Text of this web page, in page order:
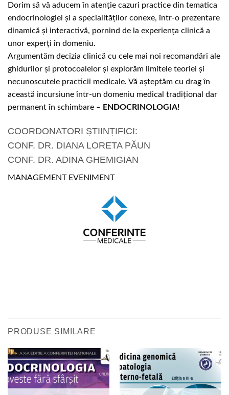
Dorim să vă aducem în atenție cazuri practice din tematica
endocrinologiei și a specialităților conexe, într-o prezentare
dinamică și interactivă, pornind de la experiența clinică a
unor experți în domeniu.
Argumentăm decizia clinică cu cele mai noi recomandări ale
ghidurilor și protocoalelor și explorăm limitele teoriei și
necunoscutele practicii medicale. Vă așteptăm cu drag în
această incursiune într-un domeniu medical tradițional dar
permanent în schimbare – ENDOCRINOLOGIA!
COORDONATORI ȘTIINȚIFICI:
CONF. DR. DIANA LORETA PĂUN
CONF. DR. ADINA GHEMIGIAN
MANAGEMENT EVENIMENT
PRODUSE SIMILARE